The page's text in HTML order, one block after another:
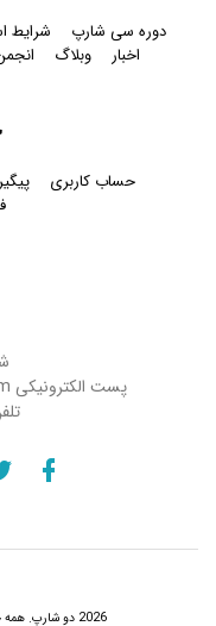
دوره سی شارپ شرایط
اخبار
وبلاگ
حساب کاربری
پست الکترونیکی
2026 دو شارپ. همه حقوق برای فروشگاه دوشارپ محفوظ است